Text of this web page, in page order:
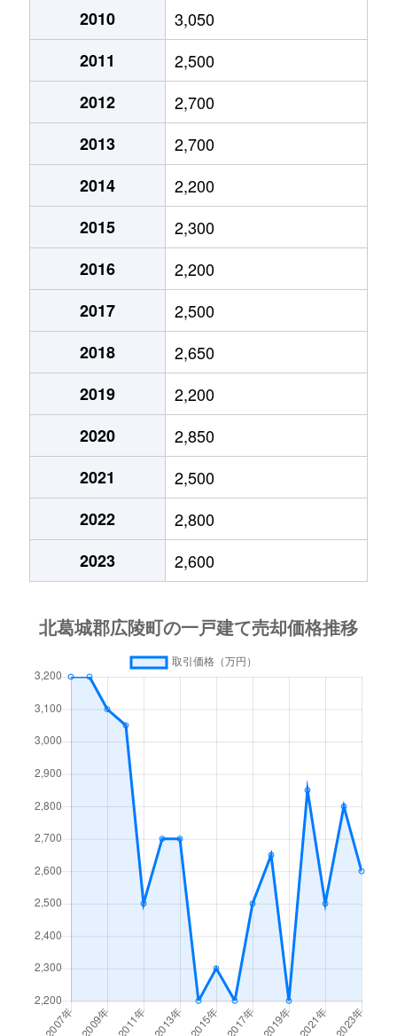
大字三吉 2,500万円
大字三吉
3,200万円
大字三吉
150万円
大字三吉
4,100万円
2010
3,050
2011
2,500
2012
2,700
2013
2,700
2014
2,200
2015
2,300
2016
2,200
2017
2,500
2018
2,650
2019
2,200
2020
2,850
2021
2,500
2022
2,800
2023
2,600